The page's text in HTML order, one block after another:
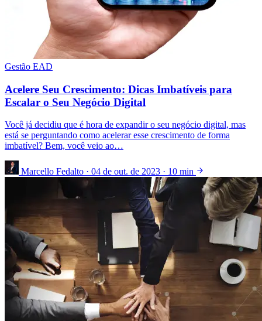
Gestão EAD
Acelere Seu Crescimento: Dicas Imbatíveis para
Escalar o Seu Negócio Digital
Você já decidiu que é hora de expandir o seu negócio digital, mas
está se perguntando como acelerar esse crescimento de forma
imbatível? Bem, você veio ao…
Marcello Fedalto · 04 de out. de 2023 · 10 min